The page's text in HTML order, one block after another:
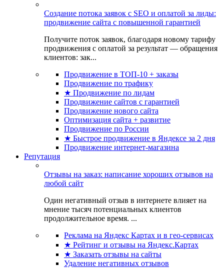
Создание потока заявок с SEO и оплатой за лиды:
продвижение сайта с повышенной гарантией
Получите поток заявок, благодаря новому тарифу
продвижения с оплатой за результат — обращения
клиентов: зак...
Продвижение в ТОП-10 + заказы
Продвижение по трафику
★ Продвижение по лидам
Продвижение сайтов с гарантией
Продвижение нового сайта
Оптимизация сайта + развитие
Продвижение по России
★ Быстрое продвижение в Яндексе за 2 дня
Продвижение интернет-магазина
Репутация
Отзывы на заказ: написание хороших отзывов на
любой сайт
Один негативный отзыв в интернете влияет на
мнение тысяч потенциальных клиентов
продолжительное время. ...
Реклама на Яндекс Картах и в гео-сервисах
★ Рейтинг и отзывы на Яндекс.Картах
★ Заказать отзывы на сайты
Удаление негативных отзывов